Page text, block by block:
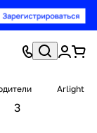
Arlight
3